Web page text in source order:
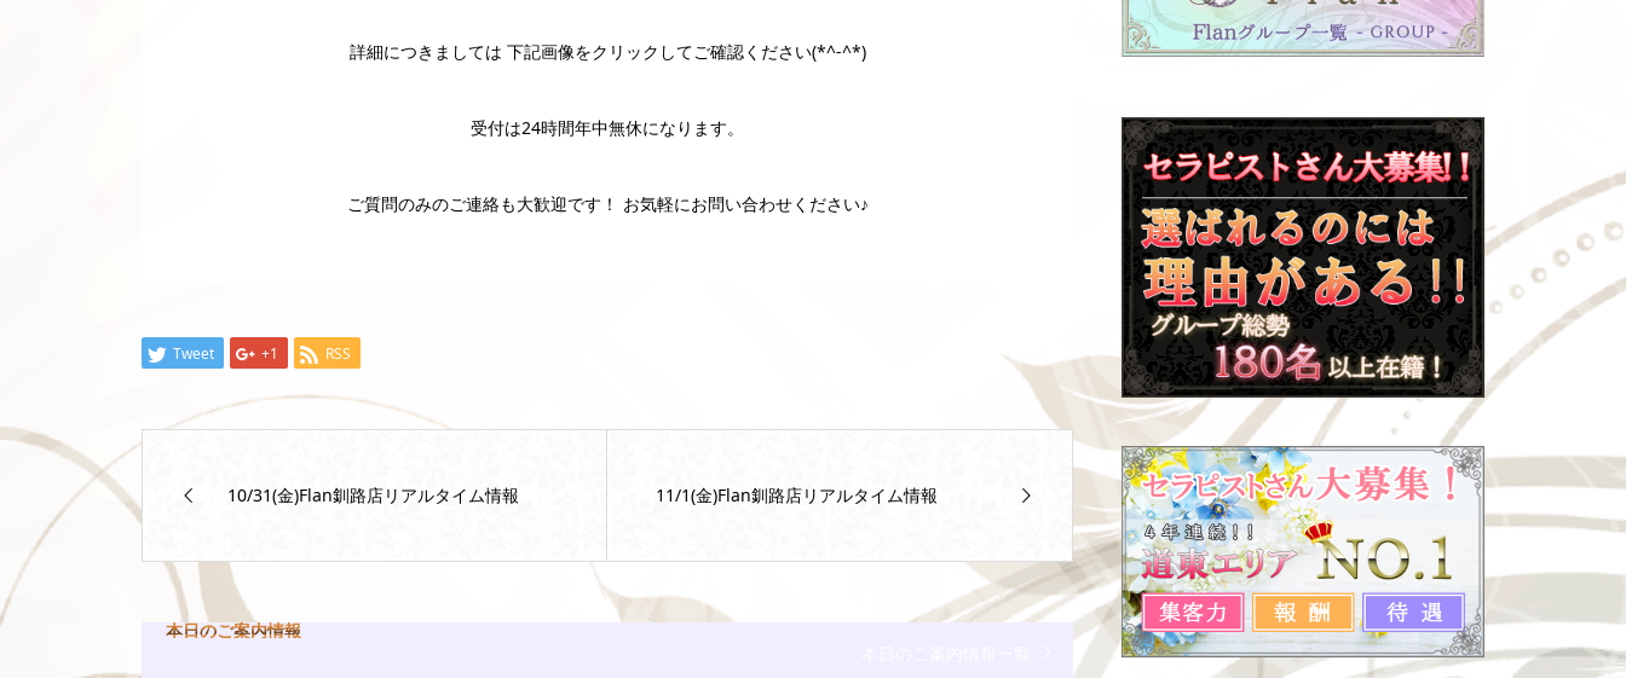
詳細につきましては 下記画像をクリックしてご確認ください(*^-^*)
受付は24時間年中無休になります。
ご質問のみのご連絡も大歓迎です！ お気軽にお問い合わせください♪
Tweet +1 RSS
10/31(金)Flan釧路店リアルタイム情報 11/1(金)Flan釧路店リアルタイム情報
本日のご案内情報